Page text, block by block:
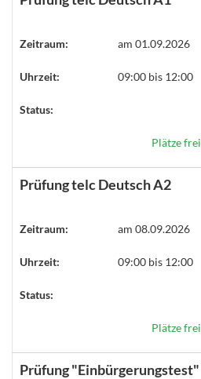
Zeitraum: am 01.09.2026
Uhrzeit: 09:00 bis 12:00
Status:
Plätze frei
Prüfung telc Deutsch A2
Zeitraum: am 08.09.2026
Uhrzeit: 09:00 bis 12:00
Status:
Plätze frei
Prüfung "Einbürgerungstest"